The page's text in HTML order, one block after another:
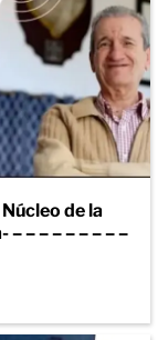
de la
– – – – – – – –